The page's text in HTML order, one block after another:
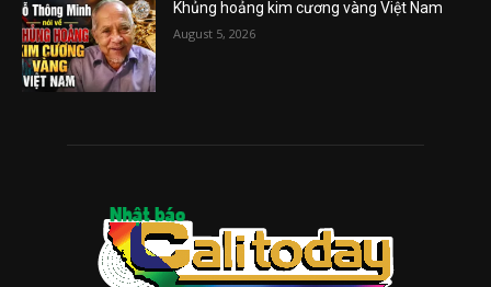
Khủng hoảng kim cương vàng Việt Nam
August 5, 2026